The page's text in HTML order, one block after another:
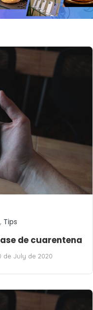
, Tips
de cuarentena
de July de 2020